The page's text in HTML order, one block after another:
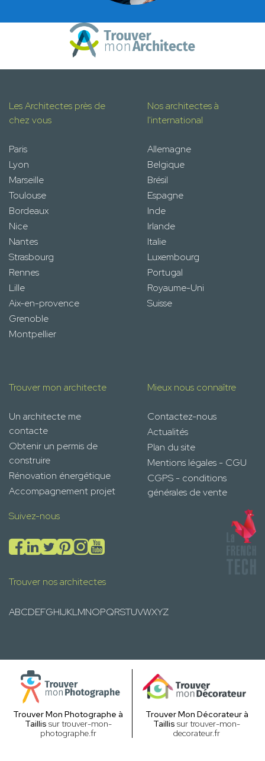
Les Architectes près de
chez vous
Paris
Lyon
Marseille
Toulouse
Bordeaux
Nice
Nantes
Strasbourg
Rennes
Lille
Aix-en-provence
Grenoble
Montpellier
Nos architectes à
l'international
Allemagne
Belgique
Brésil
Espagne
Inde
Irlande
Italie
Luxembourg
Portugal
Royaume-Uni
Suisse
Trouver mon architecte
Un architecte me
contacte
Obtenir un permis de
construire
Rénovation énergétique
Accompagnement projet
Mieux nous connaître
Contactez-nous
Actualités
Plan du site
Mentions légales - CGU
CGPS - conditions
générales de vente
Suivez-nous
Trouver nos architectes
ABCDEFGHIJKLMNOPQRSTUVWXYZ
Trouver Mon Photographe à
Taillis sur trouver-mon-
photographe.fr
Trouver Mon Décorateur à
Taillis sur trouver-mon-
decorateur.fr